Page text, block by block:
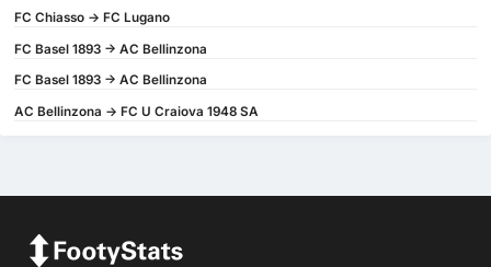
FC Chiasso -> FC Lugano
FC Basel 1893 -> AC Bellinzona
FC Basel 1893 -> AC Bellinzona
AC Bellinzona -> FC U Craiova 1948 SA